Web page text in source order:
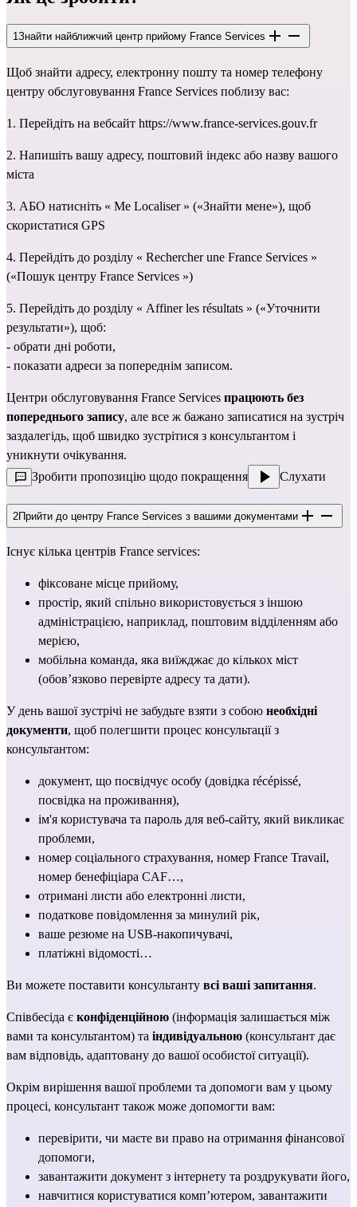
1Знайти найближчий центр прийому France Services
Щоб знайти адресу, електронну пошту та номер телефону
центру обслуговування France Services поблизу вас:
1. Перейдіть на вебсайт https://www.france-services.gouv.fr
2. Напишіть вашу адресу, поштовий індекс або назву вашого
міста
3. АБО натисніть « Me Localiser » («Знайти мене»), щоб
скористатися GPS
4. Перейдіть до розділу « Rechercher une France Services »
(«Пошук центру France Services »)
5. Перейдіть до розділу « Affiner les résultats » («Уточнити
результати»), щоб:
- обрати дні роботи,
- показати адреси за попереднім записом.
Центри обслуговування France Services працюють без
попереднього запису, але все ж бажано записатися на зустріч
заздалегідь, щоб швидко зустрітися з консультантом і
уникнути очікування.
Зробити пропозицію щодо покращення
Слухати
2Прийти до центру France Services з вашими документами
Існує кілька центрів France services:
фіксоване місце прийому,
простір, який спільно використовується з іншою
адміністрацією, наприклад, поштовим відділенням або
мерією,
мобільна команда, яка виїжджає до кількох міст
(обов’язково перевірте адресу та дати).
У день вашої зустрічі не забудьте взяти з собою необхідні
документи, щоб полегшити процес консультації з
консультантом:
посвідка на проживання),
ім'я користувача та пароль для веб-сайту, який викликає
проблеми,
номер соціального страхування, номер France Travail,
номер бенефіціара CAF…,
отримані листи або електронні листи,
податкове повідомлення за минулий рік,
ваше резюме на USB-накопичувачі,
платіжні відомості…
Ви можете поставити консультанту всі ваші запитання.
Співбесіда є конфіденційною (інформація залишається між
вами та консультантом) та індивідуальною (консультант дає
вам відповідь, адаптовану до вашої особистої ситуації).
Окрім вирішення вашої проблеми та допомоги вам у цьому
процесі, консультант також може допомогти вам:
перевірити, чи маєте ви право на отримання фінансової
допомоги,
завантажити документ з інтернету та роздрукувати його,
навчитися користуватися комп’ютером, завантажити